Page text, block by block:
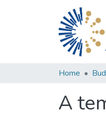
Home
A